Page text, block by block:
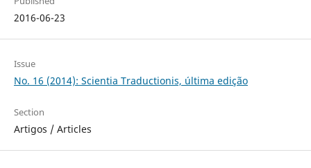
2016-06-23
Issue
No. 16 (2014): Scientia Traductionis, última edição
Section
Artigos / Articles